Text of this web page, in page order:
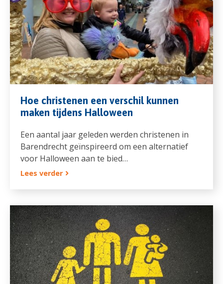
Hoe christenen een verschil kunnen
maken tijdens Halloween
Een aantal jaar geleden werden christenen in
Barendrecht geïnspireerd om een alternatief
voor Halloween aan te bied…
Lees verder